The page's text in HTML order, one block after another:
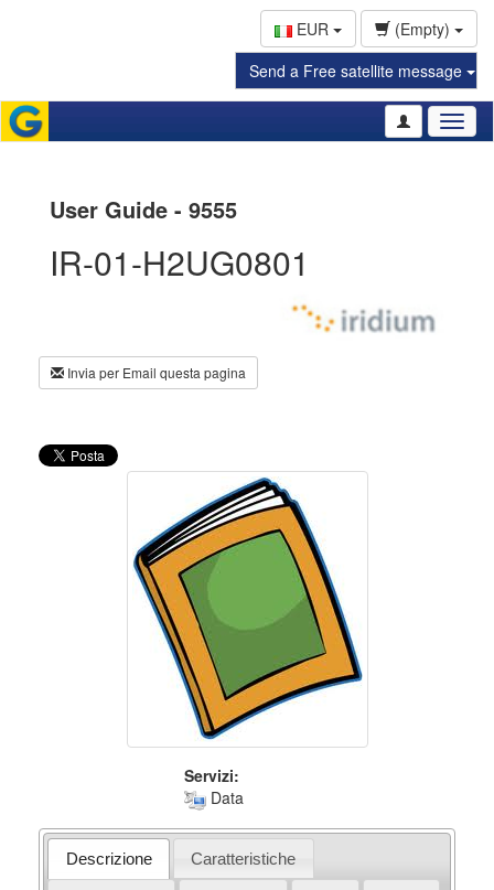
EUR
(Empty)
Send a Free satellite message
User Guide - 9555
IR-01-H2UG0801
Invia per Email questa pagina
Servizi:
Data
Descrizione Caratteristiche